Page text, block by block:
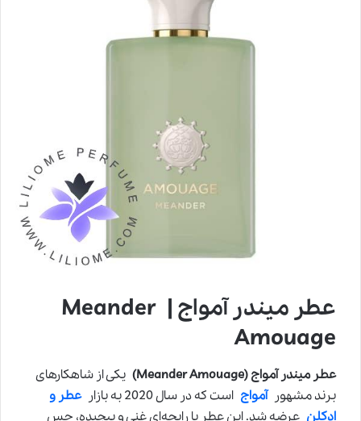
عطر میندر آمواج | Meander
Amouage
عطر میندر آمواج (Meander Amouage)
یکی از شاهکارهای
برند مشهورآمواج است که در سال 2020 به بازار
عطر و
ادکلن عرضه شد. این عطر با رایحه‌ای غنی و پیچیده، حس